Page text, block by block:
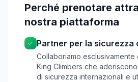
Perché prenotare
nostra piattaforma
Partner per la
Collaboriamo
King Climbers che
di sicurezza internazionali e